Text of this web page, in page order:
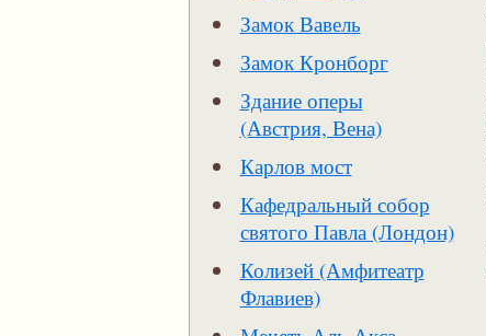
Замок Вавель
Замок Кронборг
Здание оперы
(Австрия, Вена)
Карлов мост
Кафедральный собор
святого Павла (Лондон)
Колизей (Амфитеатр
Флавиев)